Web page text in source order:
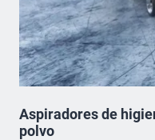
Aspiradores de
polvo